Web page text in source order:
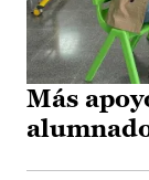
Más